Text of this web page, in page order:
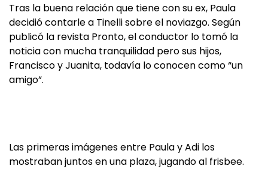
Tras la buena relación que tiene con su ex, Paula
decidió contarle a Tinelli sobre el noviazgo. Según
publicó la revista Pronto, el conductor lo tomó la
noticia con mucha tranquilidad pero sus hijos,
Francisco y Juanita, todavía lo conocen como “un
amigo”.
Las primeras imágenes entre Paula y Adi los
mostraban juntos en una plaza, jugando al frisbee.